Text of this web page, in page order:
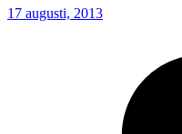
17 augusti, 2013